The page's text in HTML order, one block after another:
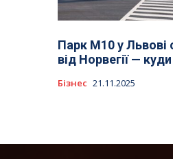
Парк M10 у
від Норвегії —
Бізнес 21.11.2025